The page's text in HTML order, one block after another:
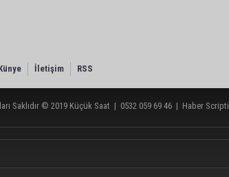
İletişim RSS
Saklıdır © 2019 Küçük Saat | 0532 059 69 46 | Haber Scripti